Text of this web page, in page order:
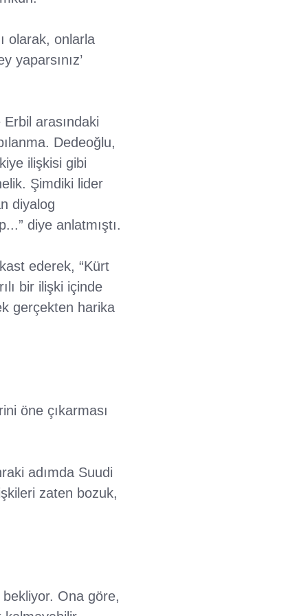
olarak, onlarla
yaparsınız’
arasındaki
Dedeoğlu,
ilişkisi gibi
Şimdiki lider
diyalog
diye anlatmıştı.
ederek, “Kürt
bir ilişki içinde
gerçekten harika
öne çıkarması
adımda Suudi
zaten bozuk,
bekliyor. Ona göre,